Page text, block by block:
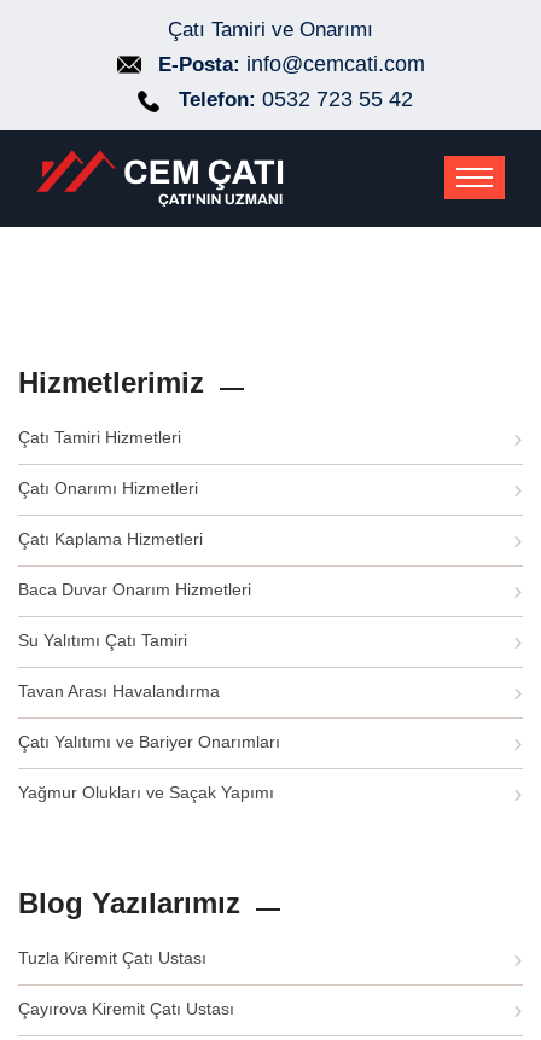
Çatı Tamiri ve Onarımı
E-Posta: info@cemcati.com
Telefon: 0532 723 55 42
Hizmetlerimiz
Çatı Tamiri Hizmetleri
Çatı Onarımı Hizmetleri
Çatı Kaplama Hizmetleri
Baca Duvar Onarım Hizmetleri
Su Yalıtımı Çatı Tamiri
Tavan Arası Havalandırma
Çatı Yalıtımı ve Bariyer Onarımları
Yağmur Olukları ve Saçak Yapımı
Blog Yazılarımız
Tuzla Kiremit Çatı Ustası
Çayırova Kiremit Çatı Ustası